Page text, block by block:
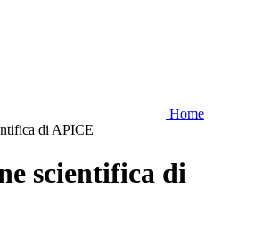
Home
di APICE
scientifica di